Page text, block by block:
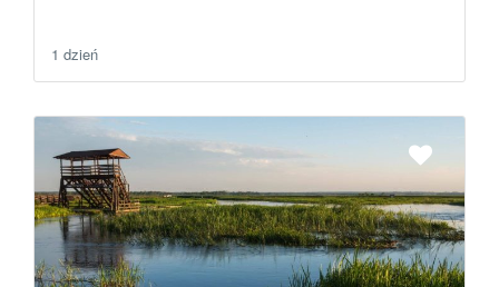
1 dzień